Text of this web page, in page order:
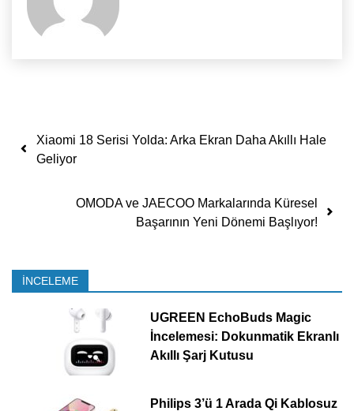
Yazı dolaşımı
Xiaomi 18 Serisi Yolda: Arka Ekran Daha Akıllı Hale
Geliyor
OMODA ve JAECOO Markalarında Küresel
Başarının Yeni Dönemi Başlıyor!
İNCELEME
UGREEN EchoBuds Magic
İncelemesi: Dokunmatik Ekranlı
Akıllı Şarj Kutusu
Philips 3’ü 1 Arada Qi Kablosuz